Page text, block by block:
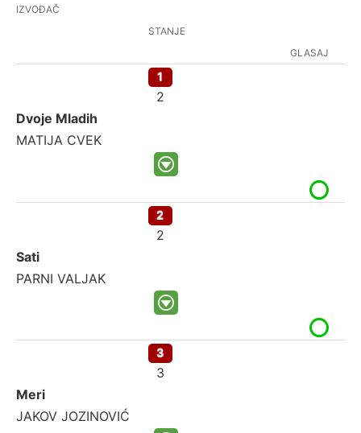
IZVOĐAČ
STANJE
GLASAJ
1
2
Dvoje Mladih
MATIJA CVEK
2
2
Sati
PARNI VALJAK
3
3
Meri
JAKOV JOZINOVIĆ